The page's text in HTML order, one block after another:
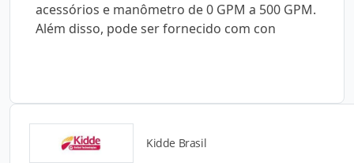
acessórios e manômetro de 0 GPM a 500 GPM.
Além disso, pode ser fornecido com con
Kidde Brasil
Catálogos para Download